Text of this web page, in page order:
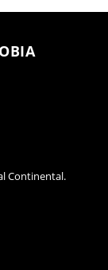
Continental.